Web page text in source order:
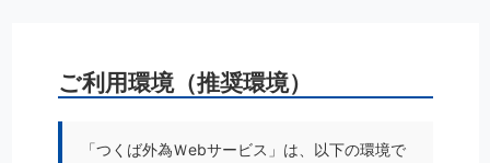
ご利用環境（推奨環境）
「つくば外為Ｗebサービス」は、以下の環境で